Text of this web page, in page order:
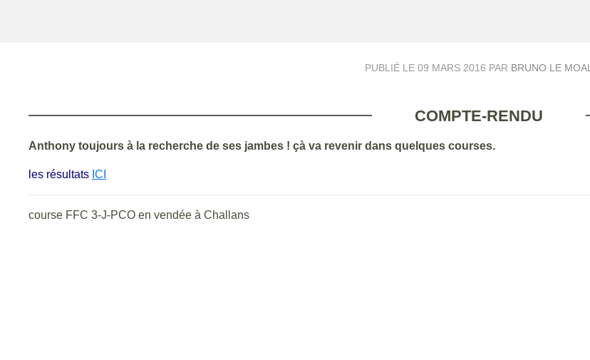
PUBLIÉ LE 09 MARS 2016 PAR BRUNO LE MOAL
COMPTE-RENDU
Anthony toujours à la recherche de ses jambes ! çà va revenir dans quelques courses.
les résultats ICI
course FFC 3-J-PCO en vendée à Challans